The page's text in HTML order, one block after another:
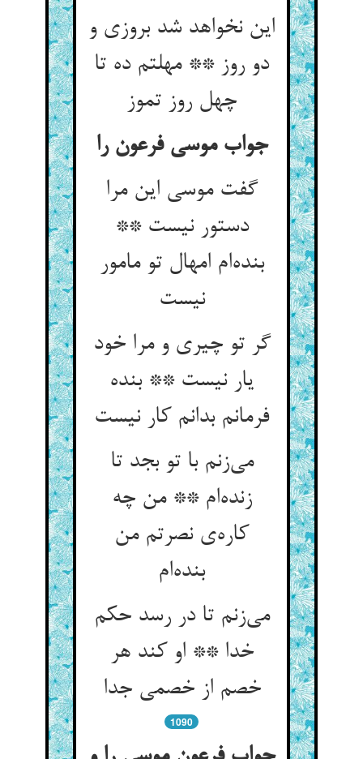
این نخواهد شد بروزی و
دو روز ** مهلتم ده تا
چهل روز تموز
جواب موسی فرعون را
گفت موسی این مرا
دستور نیست **
بنده‌ام امهال تو مامور
نیست
گر تو چیری و مرا خود
یار نیست ** بنده
فرمانم بدانم کار نیست
می‌زنم با تو بجد تا
زنده‌ام ** من چه
کاره‌ی نصرتم من
بنده‌ام
می‌زنم تا در رسد حکم
خدا ** او کند هر
خصم از خصمی جدا
1090